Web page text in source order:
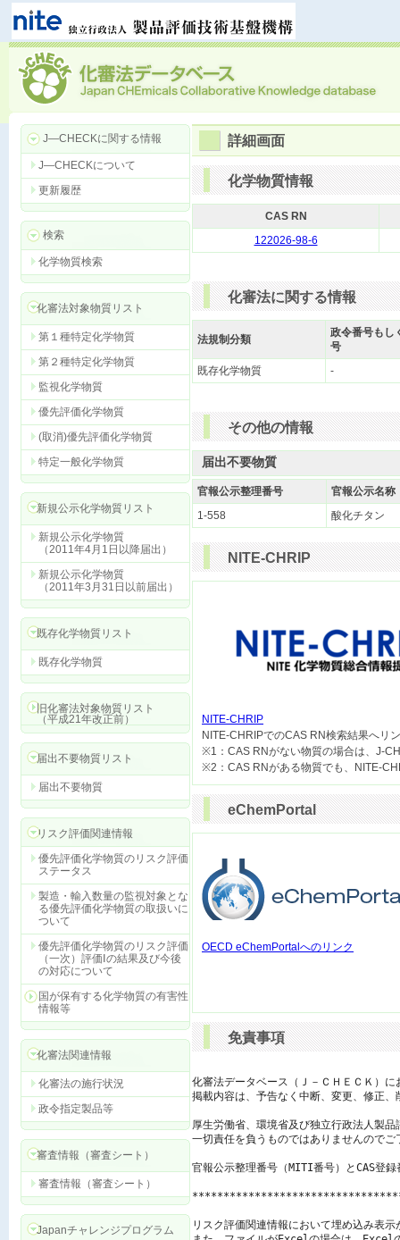
J―CHECKに関する情報
J―CHECKについて
更新履歴
検索
化学物質検索
化審法対象物質リスト
第１種特定化学物質
第２種特定化学物質
監視化学物質
優先評価化学物質
(取消)優先評価化学物質
特定一般化学物質
新規公示化学物質リスト
新規公示化学物質
（2011年4月1日以降届出）
新規公示化学物質
（2011年3月31日以前届出）
既存化学物質リスト
既存化学物質
旧化審法対象物質リスト
（平成21年改正前）
届出不要物質リスト
届出不要物質
リスク評価関連情報
優先評価化学物質のリスク評価
ステータス
製造・輸入数量の監視対象とな
る優先評価化学物質の取扱いに
ついて
優先評価化学物質のリスク評価
（一次）評価Ⅰの結果及び今後
の対応について
国が保有する化学物質の有害性
情報等
化審法関連情報
化審法の施行状況
政令指定製品等
審査情報（審査シート）
審査情報（審査シート）
Japanチャレンジプログラム
詳細画面
化学物質情報
CAS RN
122026-98-6
化審法に関する情報
法規制分類
政令番号もし
号
既存化学物質
-
その他の情報
届出不要物質
官報公示整理番号
官報公示名称
1-558
酸化チタン
NITE-CHRIP
NITE-CHRIP
NITE-CHRIPでのCAS RN検索結果へリ
※1：CAS RNがない物質の場合は、J-
eChemPortal
OECD eChemPortalへのリンク
免責事項
化審法データベース（Ｊ－ＣＨＥＣＫ）
掲載内容は、予告なく中断、変更、修正
厚生労働省、環境省及び独立行政法人製
一切責任を負うものではありませんのでご
官報公示整理番号（MITI番号）とCAS登
リスク評価関連情報において埋め込み表